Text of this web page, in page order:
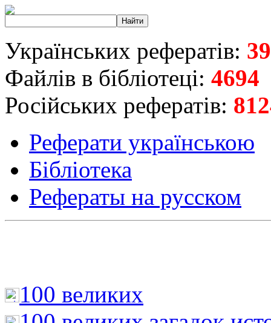
Українських рефератів:
Файлів в бібліотеці: 4694
Російських рефератів:
Реферати українською
Бібліотека
Рефераты на русском
100 великих